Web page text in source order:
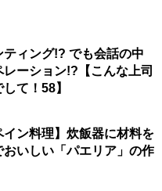
ィング!? でも会話の中
ーション!?【こんな上司
して！58】
イン料理】炊飯器に材料を
おいしい「パエリア」の作